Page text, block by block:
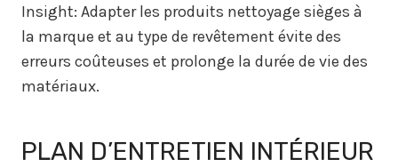
Insight: Adapter les produits nettoyage sièges à
la marque et au type de revêtement évite des
erreurs coûteuses et prolonge la durée de vie des
matériaux.
PLAN D’ENTRETIEN INTÉRIEUR